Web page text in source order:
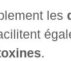
les
.